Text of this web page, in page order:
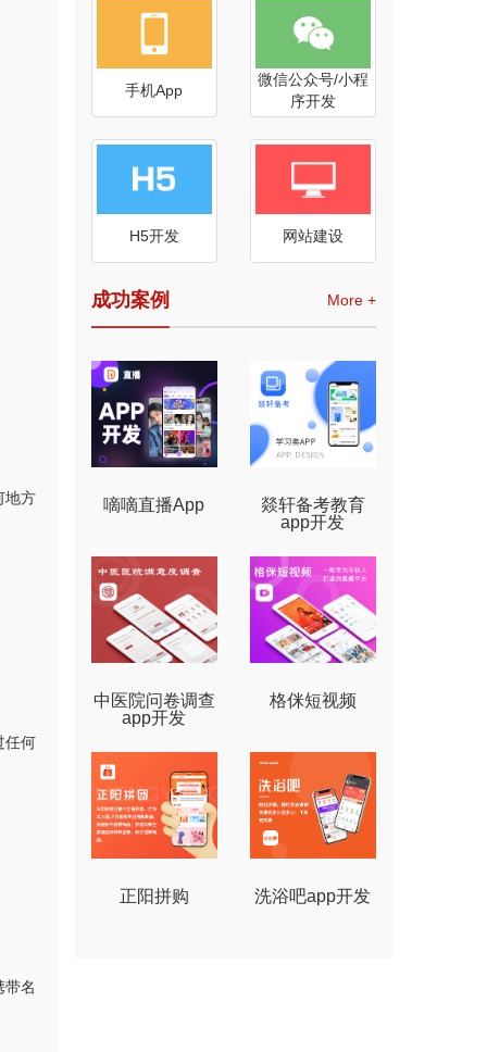
地方
任何
带名
手机App
微信公众号/小程
序开发
H5开发 网站建设
成功案例 More +
嘀嘀直播App
燚轩备考教育
app开发
中医院问卷调查
app开发
格侎短视频
正阳拼购 洗浴吧app开发